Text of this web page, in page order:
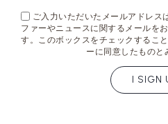
ご入力いただいたメールアドレス
ファーやニュースに関するメールを
す。このボックスをチェックするこ
ーに同意したものと
I SIGN